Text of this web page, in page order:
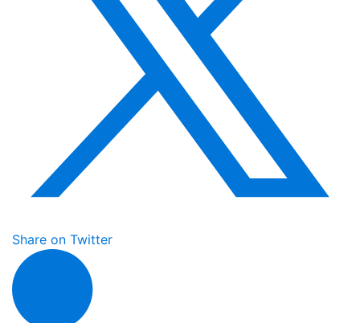
Share on Twitter